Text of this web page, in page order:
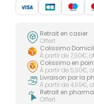
Retrait en casier
Offert
Colissimo
À partir de 7,90€,
Colissimo en
À partir de 5,90€,
Livraison par la
À partir de 4,99€,
Retrait en
Offert